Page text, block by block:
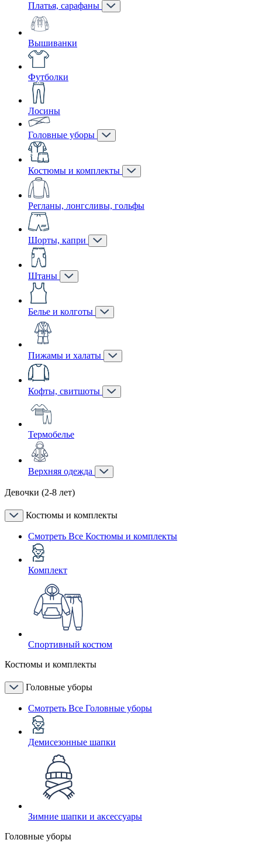
Платья, сарафаны
Вышиванки
Футболки
Лосины
Головные уборы
Костюмы и комплекты
Регланы, лонгсливы, гольфы
Шорты, капри
Штаны
Белье и колготы
Пижамы и халаты
Кофты, свитшоты
Термобелье
Верхняя одежда
Девочки (2-8 лет)
Костюмы и комплекты
Смотреть Все Костюмы и комплекты
Комплект
Спортивный костюм
Костюмы и комплекты
Головные уборы
Смотреть Все Головные уборы
Демисезонные шапки
Зимние шапки и аксессуары
Головные уборы